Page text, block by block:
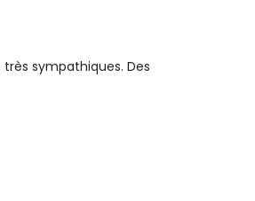
sympathiques. Des